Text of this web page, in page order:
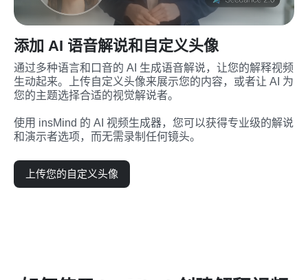
添加 AI 语音解说和自定义头像
通过多种语言和口音的 AI 生成语音解说，让您的解释视频
生动起来。上传自定义头像来展示您的内容，或者让 AI 为
您的主题选择合适的视觉解说者。
使用 insMind 的 AI 视频生成器，您可以获得专业级的解说
和演示者选项，而无需录制任何镜头。
上传您的自定义头像